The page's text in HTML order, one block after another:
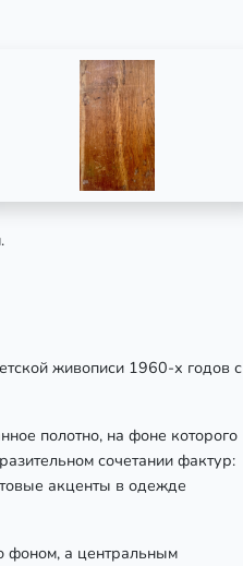
живописи 1960-х годов с
полотно, на фоне которого
сочетании фактур:
акценты в одежде
фоном, а центральным